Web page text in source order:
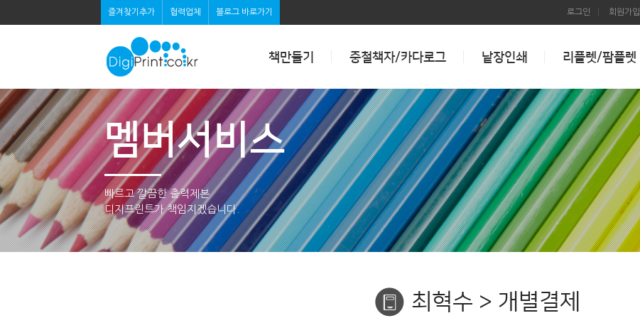
즐겨찾기추가 협력업체 블로그 바로가기 로그인 회원가입
책만들기 중철책자/카다로그 낱장인쇄 리플렛/팜플렛
멤버서비스
빠르고 깔끔한 출력제본
디지프린트가 책임지겠습니다.
최혁수 > 개별결제